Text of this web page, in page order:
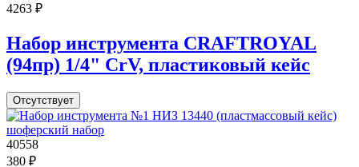
4263 ₽
Набор инструмента CRAFTROYAL
(94пр) 1/4" CrV, пластиковый кейс
Отсутствует
40558
380 ₽